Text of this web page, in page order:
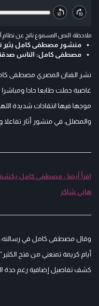
ملاحظة: النص المسموع ناتج عن نظام
منشور مصطفى كامل يثير
مصطفى كامل: الناس صدقتك
نشر الفنان المصري مصطفى
غاضبة حملت طابعا حادا
موجها فيها انتقادات شديدة
والمضلل، في منشور أثار تفاعلا
اقرأ أيضا : مصطفى كامل
هاني شاكر
وقال مصطفى كامل في رسالته:
أيام كريمة تمنعني من فتح
كشف تفاصيل إضافية رغم حدة